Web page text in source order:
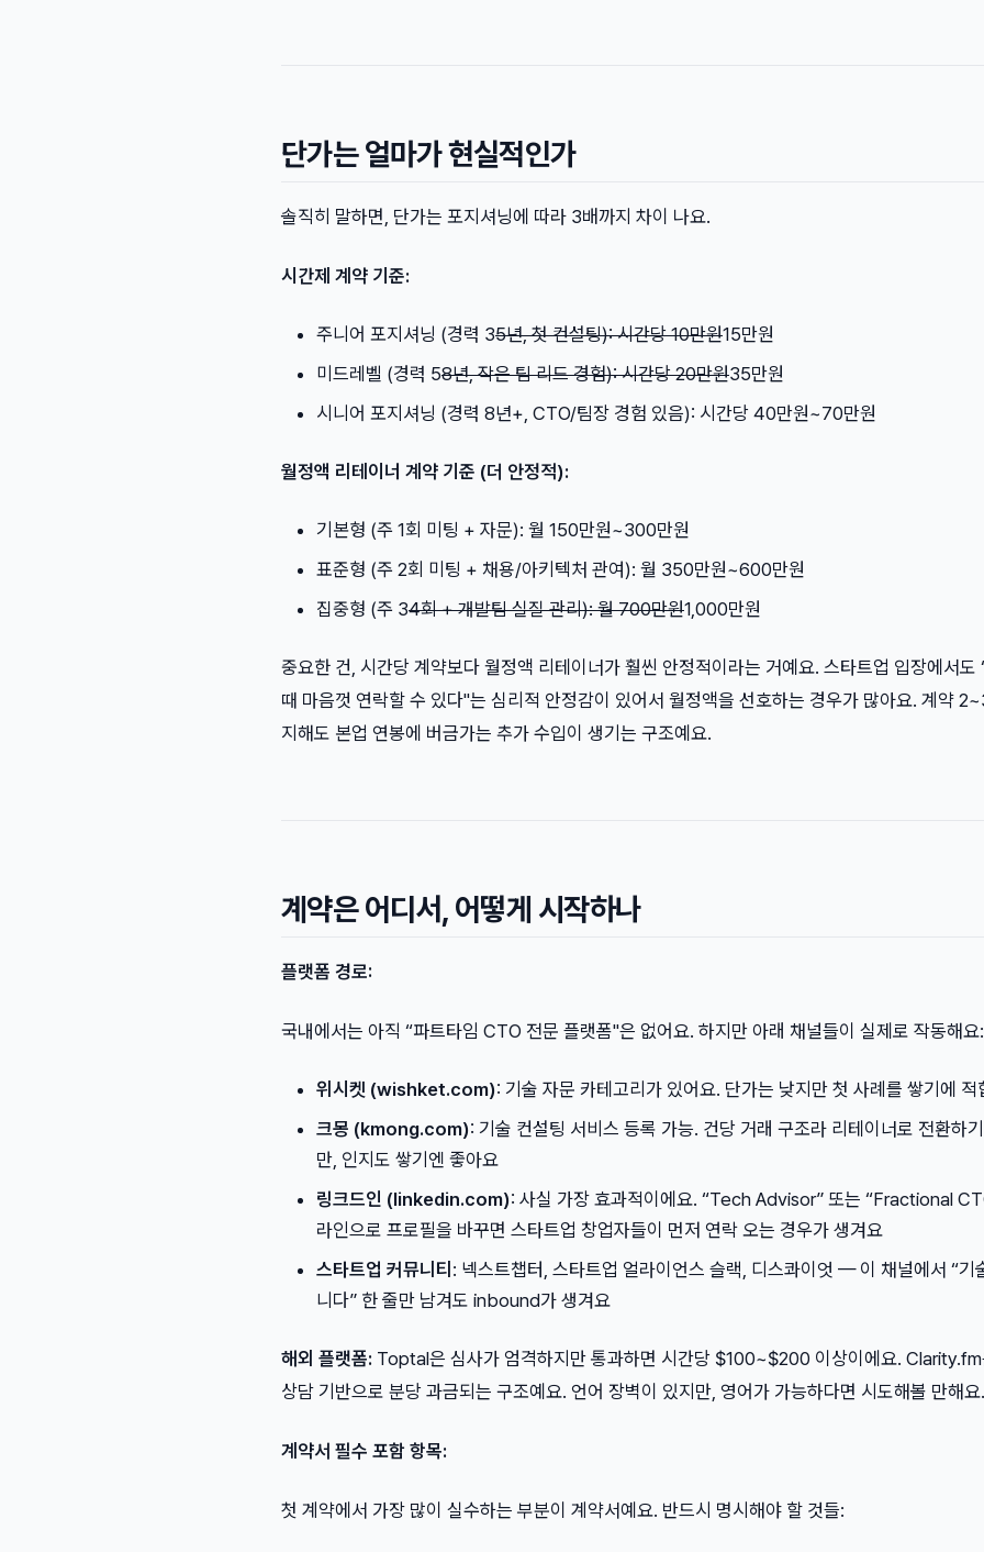
단가는 얼마가 현실적인가
솔직히 말하면, 단가는 포지셔닝에 따라 3배까지 차이 나요.
시간제 계약 기준:
주니어 포지셔닝 (경력 35년, 첫 컨설팅): 시간당 10만원15만원
미드레벨 (경력 58년, 작은 팀 리드 경험): 시간당 20만원35만원
시니어 포지셔닝 (경력 8년+, CTO/팀장 경험 있음): 시간당 40만원~70만원
월정액 리테이너 계약 기준 (더 안정적):
기본형 (주 1회 미팅 + 자문): 월 150만원~300만원
표준형 (주 2회 미팅 + 채용/아키텍처 관여): 월 350만원~600만원
집중형 (주 34회 + 개발팀 실질 관리): 월 700만원1,000만원
중요한 건, 시간당 계약보다 월정액 리테이너가 훨씬 안정적이라는 거예요. 스타트업 입장에서도
때 마음껏 연락할 수 있다"는 심리적 안정감이 있어서 월정액을 선호하는 경우가 많아요. 계약
지해도 본업 연봉에 버금가는 추가 수입이 생기는 구조예요.
계약은 어디서, 어떻게 시작하나
플랫폼 경로:
국내에서는 아직 “파트타임 CTO 전문 플랫폼"은 없어요. 하지만 아래 채널들이 실제로 작동해요:
위시켓 (wishket.com): 기술 자문 카테고리가 있어요. 단가는 낮지만 첫 사례를 쌓기에 적
크몽 (kmong.com): 기술 컨설팅 서비스 등록 가능. 건당 거래 구조라 리테이너로 전환하기
만, 인지도 쌓기엔 좋아요
링크드인 (linkedin.com): 사실 가장 효과적이에요. “Tech Advisor” 또는 “Fractional
라인으로 프로필을 바꾸면 스타트업 창업자들이 먼저 연락 오는 경우가 생겨요
스타트업 커뮤니티 : 넥스트챕터, 스타트업 얼라이언스 슬랙, 디스콰이엇 — 이 채널에서 “기
니다” 한 줄만 남겨도 inbound가 생겨요
해외 플랫폼: Toptal은 심사가 엄격하지만 통과하면 시간당 $100~$200 이상이에요.
상담 기반으로 분당 과금되는 구조예요. 언어 장벽이 있지만, 영어가 가능하다면 시도해볼 만해요.
계약서 필수 포함 항목:
첫 계약에서 가장 많이 실수하는 부분이 계약서예요. 반드시 명시해야 할 것들: